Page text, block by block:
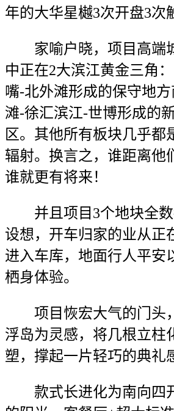
年的大华星樾3次开盘3次
家喻户晓，项目高端
中正在2大滨江黄金三角
嘴-北外滩形成的保守地
滩-徐汇滨江-世博形成的
区。其他所有板块几乎都
辐射。换言之，谁距离他
谁就更有将来！
并且项目3个地块全数
设想，开车归家的业从正
进入车库，地面行人平安
栖身体验。
项目恢宏大气的门头
浮岛为灵感，将几根立柱
塑，撑起一片轻巧的典礼
款式长进化为南向四